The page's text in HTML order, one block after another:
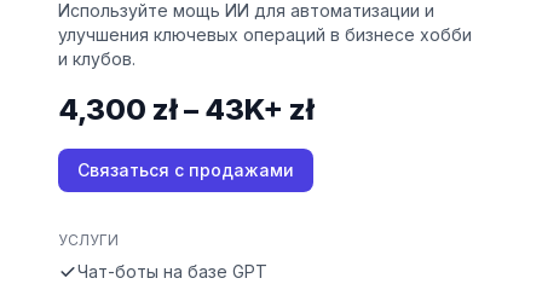
Используйте мощь ИИ для автоматизации и
улучшения ключевых операций в бизнесе хобби
и клубов.
4,300 zł – 43K+ zł
Связаться с продажами
УСЛУГИ
Чат-боты на базе GPT